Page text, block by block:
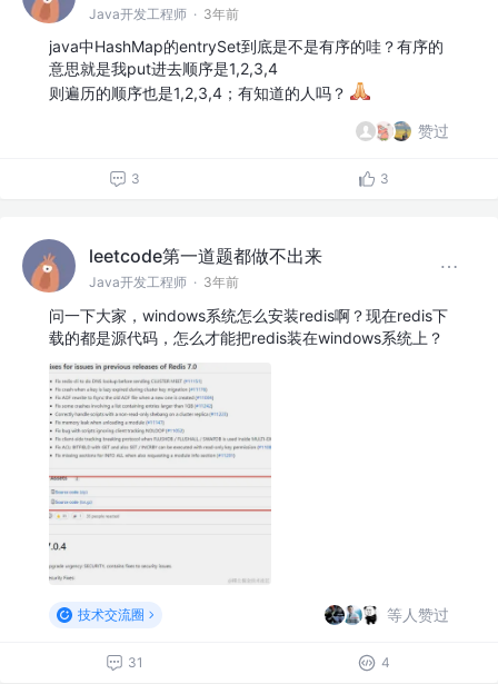
Java开发工程师 · 3年前
java中HashMap的entrySet到底是不是有序的哇？有序的
意思就是我put进去顺序是1,2,3,4
则遍历的顺序也是1,2,3,4；有知道的人吗？
赞过
3 3
leetcode第一道题都做不出来
Java开发工程师 · 3年前
问一下大家，windows系统怎么安装redis啊？现在redis下
载的都是源代码，怎么才能把redis装在windows系统上？
技术交流圈 等人赞过
31 4